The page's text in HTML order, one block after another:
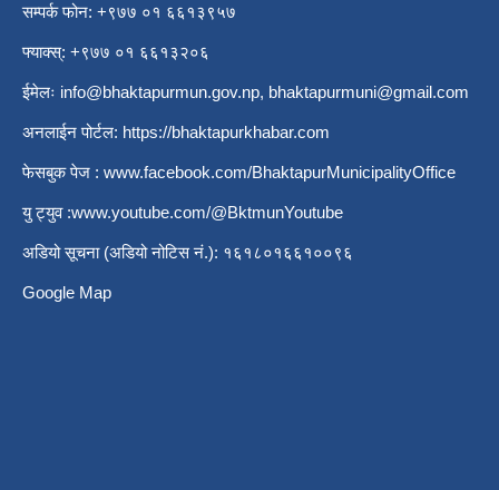
सम्पर्क फोन: +९७७ ०१ ६६१३९५७
फ्याक्स्: +९७७ ०१ ६६१३२०६
ईमेलः info@bhaktapurmun.gov.np, bhaktapurmuni@gmail.com
अनलाईन पोर्टल: https://bhaktapurkhabar.com
फेसबुक पेज : www.facebook.com/BhaktapurMunicipalityOffice
यु ट्युव :www.youtube.com/@BktmunYoutube
अडियो सूचना (अडियो नोटिस नं.): १६१८०१६६१००९६
Google Map